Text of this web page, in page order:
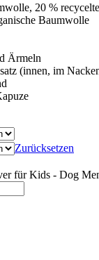
20 %
Baumwolle
Ärmeln
(innen, im
Zurücksetzen
für Kids - Dog